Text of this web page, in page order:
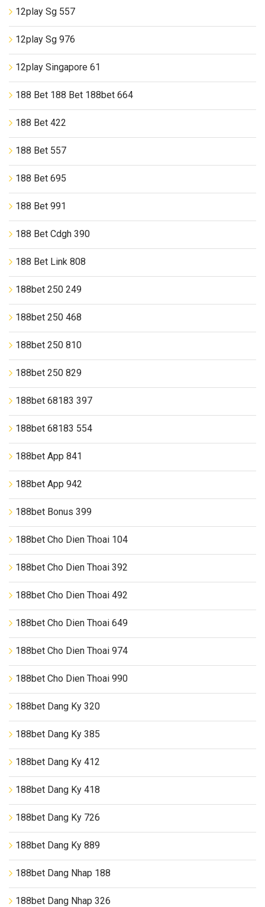
12play Sg 557
12play Sg 976
12play Singapore 61
188 Bet 188 Bet 188bet 664
188 Bet 422
188 Bet 557
188 Bet 695
188 Bet 991
188 Bet Cdgh 390
188 Bet Link 808
188bet 250 249
188bet 250 468
188bet 250 810
188bet 250 829
188bet 68183 397
188bet 68183 554
188bet App 841
188bet App 942
188bet Bonus 399
188bet Cho Dien Thoai 104
188bet Cho Dien Thoai 392
188bet Cho Dien Thoai 492
188bet Cho Dien Thoai 649
188bet Cho Dien Thoai 974
188bet Cho Dien Thoai 990
188bet Dang Ky 320
188bet Dang Ky 385
188bet Dang Ky 412
188bet Dang Ky 418
188bet Dang Ky 726
188bet Dang Ky 889
188bet Dang Nhap 188
188bet Dang Nhap 326